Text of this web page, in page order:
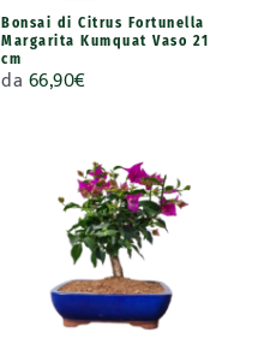
Bonsai di Citrus Fortunella
Margarita Kumquat Vaso 21
cm
da 66,90€